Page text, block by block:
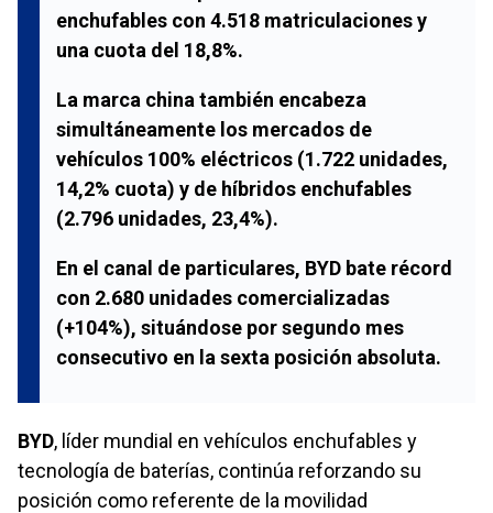
enchufables con 4.518 matriculaciones y
una cuota del 18,8%.
La marca china también encabeza
simultáneamente los mercados de
vehículos 100% eléctricos (1.722 unidades,
14,2% cuota) y de híbridos enchufables
(2.796 unidades, 23,4%).
En el canal de particulares, BYD bate récord
con 2.680 unidades comercializadas
(+104%), situándose por segundo mes
consecutivo en la sexta posición absoluta.
BYD, líder mundial en vehículos enchufables y
tecnología de baterías, continúa reforzando su
posición como referente de la movilidad